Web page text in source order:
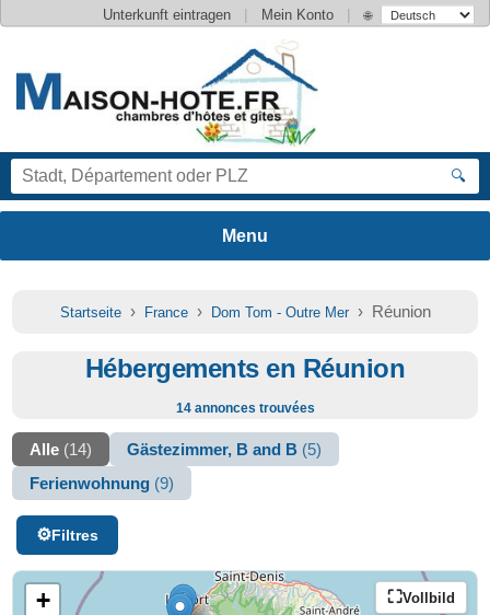
Unterkunft eintragen | Mein Konto | 🌐
🔍
Startseite› France› Dom Tom - Outre Mer› Réunion
Hébergements en Réunion
14 annonces trouvées
Alle (14) Gästezimmer, B and B (5)
Ferienwohnung (9)
Filtres
Vollbild
+